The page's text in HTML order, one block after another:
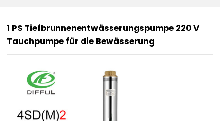
1 PS Tiefbrunnenentwässerungspumpe 220 V
Tauchpumpe für die Bewässerung